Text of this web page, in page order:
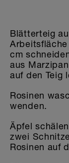
Blätterteig
cm
aus
auf den Teig
Rosinen
wenden.
Äpfel
zwei
Rosinen auf